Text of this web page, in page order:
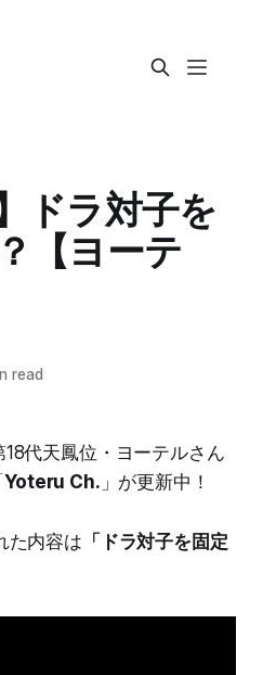
ドラ対子を
【ヨーテ
read
代天鳳位・ヨーテルさん
Yoteru Ch. 」が更新中！
た内容は 「ドラ対子を固定